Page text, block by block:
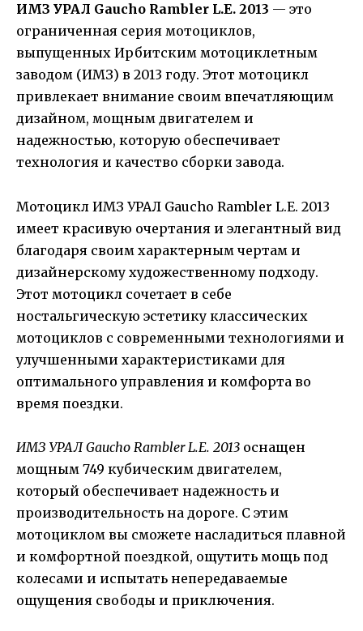
ИМЗ УРАЛ Gaucho Rambler L.E. 2013 — это
ограниченная серия мотоциклов,
выпущенных Ирбитским мотоциклетным
заводом (ИМЗ) в 2013 году. Этот мотоцикл
привлекает внимание своим впечатляющим
дизайном, мощным двигателем и
надежностью, которую обеспечивает
технология и качество сборки завода.
Мотоцикл ИМЗ УРАЛ Gaucho Rambler L.E. 2013
имеет красивую очертания и элегантный вид
благодаря своим характерным чертам и
дизайнерскому художественному подходу.
Этот мотоцикл сочетает в себе
ностальгическую эстетику классических
мотоциклов с современными технологиями и
улучшенными характеристиками для
оптимального управления и комфорта во
время поездки.
ИМЗ УРАЛ Gaucho Rambler L.E. 2013 оснащен
мощным 749 кубическим двигателем,
который обеспечивает надежность и
производительность на дороге. С этим
мотоциклом вы сможете насладиться плавной
и комфортной поездкой, ощутить мощь под
колесами и испытать непередаваемые
ощущения свободы и приключения.